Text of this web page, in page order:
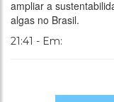
ampliar a
algas no Brasil.
21:41 - Em: